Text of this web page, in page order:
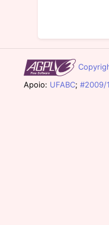
Apoio: UFABC; #2009/